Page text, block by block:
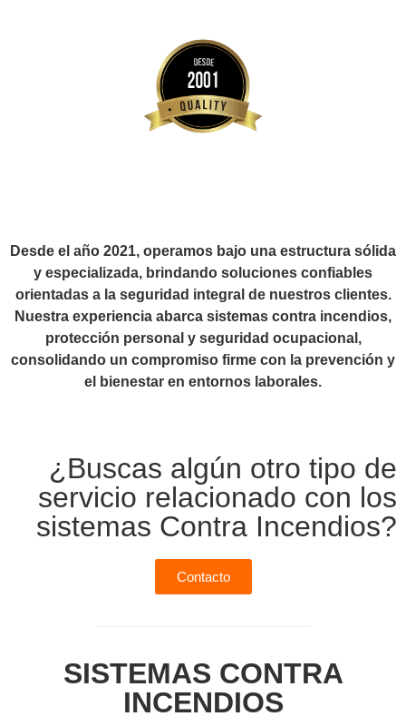
Desde el año 2021, operamos bajo una estructura sólida
y especializada, brindando soluciones confiables
orientadas a la seguridad integral de nuestros clientes.
Nuestra experiencia abarca sistemas contra incendios,
protección personal y seguridad ocupacional,
consolidando un compromiso firme con la prevención y
el bienestar en entornos laborales.
¿Buscas algún otro tipo de
servicio relacionado con los
sistemas Contra Incendios?
Contacto
SISTEMAS CONTRA
INCENDIOS​